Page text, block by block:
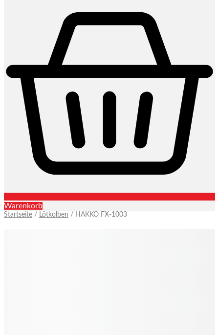
Warenkorb
Startseite / Lötkolben / HAKKO FX-1003